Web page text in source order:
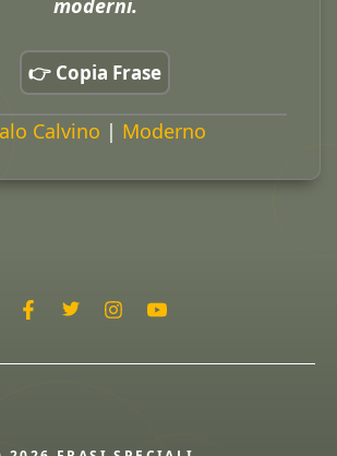
👉 Copia Frase
Calvino | Moderno